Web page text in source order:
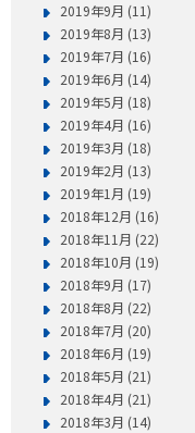
2019年9月 (11)
2019年8月 (13)
2019年7月 (16)
2019年6月 (14)
2019年5月 (18)
2019年4月 (16)
2019年3月 (18)
2019年2月 (13)
2019年1月 (19)
2018年12月 (16)
2018年11月 (22)
2018年10月 (19)
2018年9月 (17)
2018年8月 (22)
2018年7月 (20)
2018年6月 (19)
2018年5月 (21)
2018年4月 (21)
2018年3月 (14)